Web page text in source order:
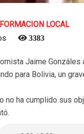
LOCAL
3383
Jaime
para Bolivia, un
no ha cumplido sus